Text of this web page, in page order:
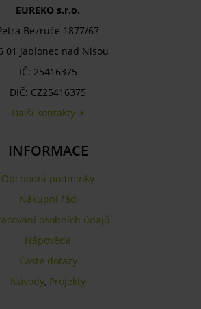
EUREKO s.r.o.
Bezruče 1877/67
01 Jablonec nad Nisou
IČ: 25416375
DIČ: CZ25416375
Další kontakty
INFORMACE
Obchodní podmínky
Nákupní řád
osobních údajů
Nápověda
Časté dotazy
Návody, Projekty